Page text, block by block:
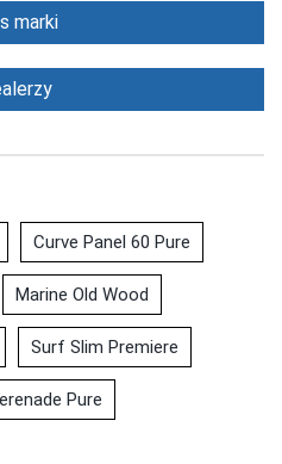
marki
Curve Panel 60 Pure
Marine Old Wood
Surf Slim Premiere
Pure